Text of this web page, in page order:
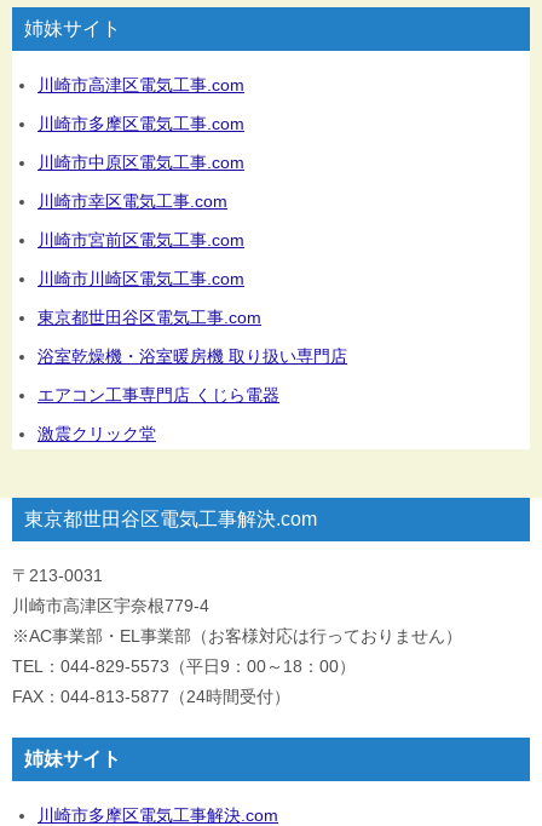
姉妹サイト
川崎市高津区電気工事.com
川崎市多摩区電気工事.com
川崎市中原区電気工事.com
川崎市幸区電気工事.com
川崎市宮前区電気工事.com
川崎市川崎区電気工事.com
東京都世田谷区電気工事.com
浴室乾燥機・浴室暖房機 取り扱い専門店
エアコン工事専門店 くじら電器
激震クリック堂
東京都世田谷区電気工事解決.com
〒213-0031
川崎市高津区宇奈根779-4
※AC事業部・EL事業部（お客様対応は行っておりません）
TEL：044-829-5573（平日9：00～18：00）
FAX：044-813-5877（24時間受付）
姉妹サイト
川崎市多摩区電気工事解決.com